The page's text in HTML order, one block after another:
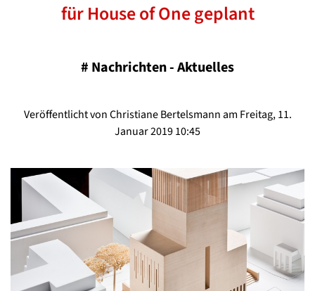
für House of One geplant
# Nachrichten - Aktuelles
Veröffentlicht von Christiane Bertelsmann am Freitag, 11.
Januar 2019 10:45